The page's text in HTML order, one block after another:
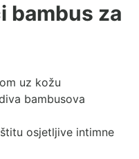
bambus za
uz kožu
bambusova
osjetljive intimne